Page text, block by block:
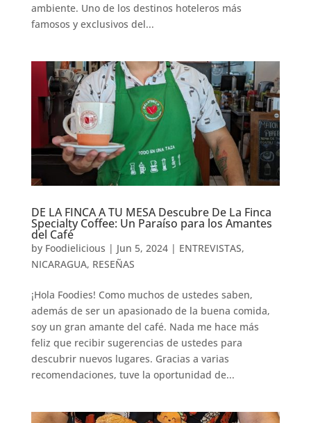
ambiente. Uno de los destinos hoteleros más
famosos y exclusivos del...
DE LA FINCA A TU MESA Descubre De La Finca
Specialty Coffee: Un Paraíso para los Amantes
del Café
by Foodielicious | Jun 5, 2024| ENTREVISTAS,
NICARAGUA, RESEÑAS
¡Hola Foodies! Como muchos de ustedes saben,
además de ser un apasionado de la buena comida,
soy un gran amante del café. Nada me hace más
feliz que recibir sugerencias de ustedes para
descubrir nuevos lugares. Gracias a varias
recomendaciones, tuve la oportunidad de...